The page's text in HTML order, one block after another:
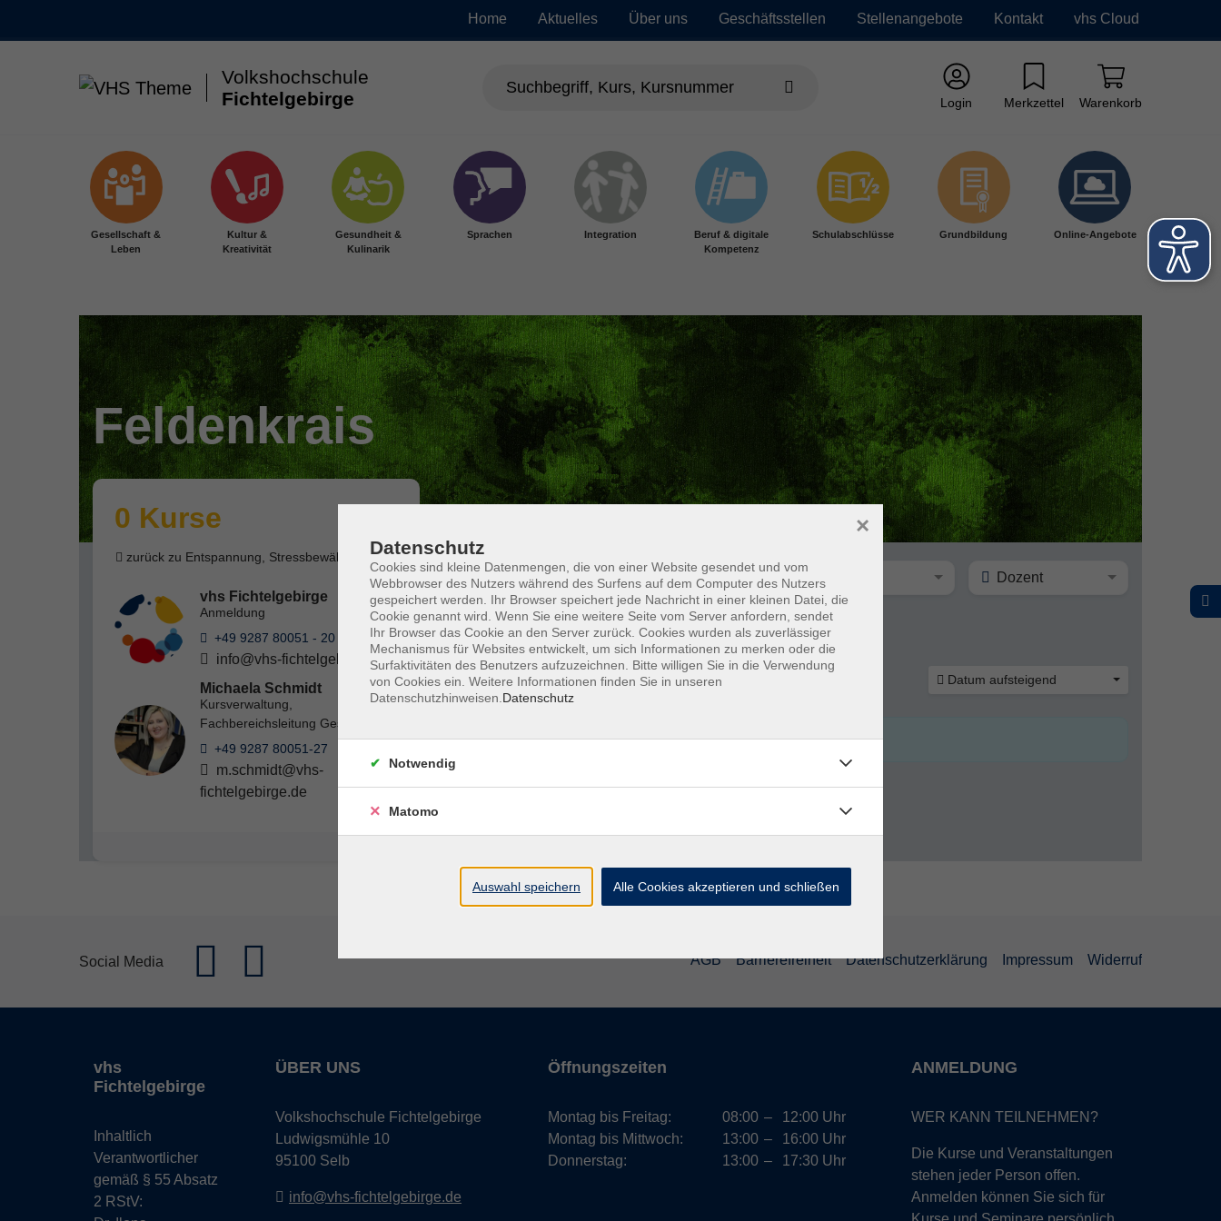
Home Aktuelles Über uns Geschäftsstellen Stellenangebote Kontakt vhs Cloud
Volkshochschule
Fichtelgebirge
Login Merkzettel Warenkorb
Gesellschaft &
Leben
Kultur &
Kreativität
Gesundheit &
Kulinarik
Sprachen Integration
Beruf & digitale
Kompetenz
Schulabschlüsse Grundbildung Online-Angebote
Feldenkrais
0 Kurse
zurück zu Entspannung, Stressbewältigung
vhs Fichtelgebirge
Anmeldung
+49 9287 80051 - 20
info@vhs-fichtelgebirge.de
Michaela Schmidt
Kursverwaltung,
Fachbereichsleitung Gesundheit
+49 9287 80051-27
m.schmidt@vhs-
fichtelgebirge.de
Wochentage Tageszeit Dozent
Veranstaltungsart
nur buchbare nur beginnende Datum aufsteigend
Keine passenden Kurse gefunden.
Social Media AGB Barrierefreiheit Datenschutzerklärung Impressum Widerruf
vhs
Fichtelgebirge
Inhaltlich
Verantwortlicher
gemäß § 55 Absatz
2 RStV:
ÜBER UNS
Volkshochschule Fichtelgebirge
Ludwigsmühle 10
95100 Selb
info@vhs-fichtelgebirge.de
Öffnungszeiten
Montag bis Freitag:
Montag bis Mittwoch:
Donnerstag:
08:00
13:00
13:00
–
–
–
12:00 Uhr
16:00 Uhr
17:30 Uhr
ANMELDUNG
WER KANN TEILNEHMEN?
Die Kurse und Veranstaltungen
stehen jeder Person offen.
Anmelden können Sie sich für
Datenschutz
Cookies sind kleine Datenmengen, die von einer Website gesendet und vom
Webbrowser des Nutzers während des Surfens auf dem Computer des Nutzers
gespeichert werden. Ihr Browser speichert jede Nachricht in einer kleinen Datei, die
Cookie genannt wird. Wenn Sie eine weitere Seite vom Server anfordern, sendet
Ihr Browser das Cookie an den Server zurück. Cookies wurden als zuverlässiger
Mechanismus für Websites entwickelt, um sich Informationen zu merken oder die
Surfaktivitäten des Benutzers aufzuzeichnen. Bitte willigen Sie in die Verwendung
von Cookies ein. Weitere Informationen finden Sie in unseren
Datenschutzhinweisen. Datenschutz
×
Notwendig
Matomo
Auswahl speichern Alle Cookies akzeptieren und schließen